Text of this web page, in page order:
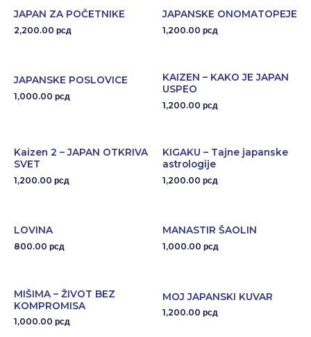
JAPAN ZA POČETNIKE
2,200.00 рсд
JAPANSKE ONOMATOPEJE
1,200.00 рсд
JAPANSKE POSLOVICE
1,000.00 рсд
KAIZEN – KAKO JE JAPAN
USPEO
1,200.00 рсд
Kaizen 2 – JAPAN OTKRIVA
SVET
1,200.00 рсд
KIGAKU – Tajne japanske
astrologije
1,200.00 рсд
LOVINA
800.00 рсд
MANASTIR ŠAOLIN
1,000.00 рсд
MIŠIMA – ŽIVOT BEZ
KOMPROMISA
1,000.00 рсд
MOJ JAPANSKI KUVAR
1,200.00 рсд